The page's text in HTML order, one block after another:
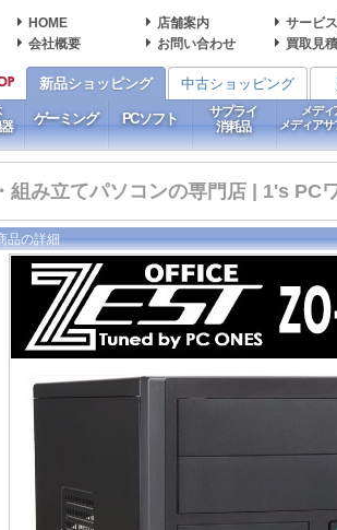
HOME 店舗案内 サービ
会社概要
お問い合わせ 買取見
新品ショッピング 中古ショッピング
ゲーミング PCソフト
サプライ
消耗品
メディ
メディアサ
組み立てパソコンの専門店 | 1's PC
品の詳細